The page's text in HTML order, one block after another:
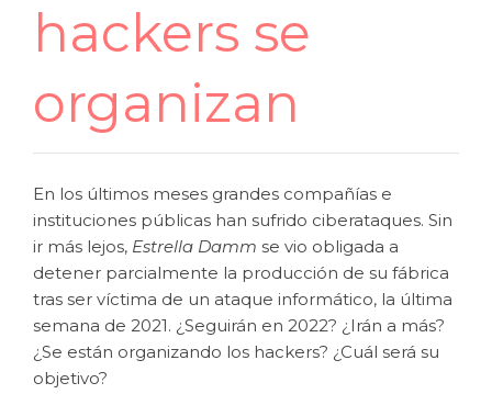
hackers se
organizan
En los últimos meses grandes compañías e
instituciones públicas han sufrido ciberataques. Sin
ir más lejos, Estrella Damm se vio obligada a
detener parcialmente la producción de su fábrica
tras ser víctima de un ataque informático, la última
semana de 2021. ¿Seguirán en 2022? ¿Irán a más?
¿Se están organizando los hackers? ¿Cuál será su
objetivo?